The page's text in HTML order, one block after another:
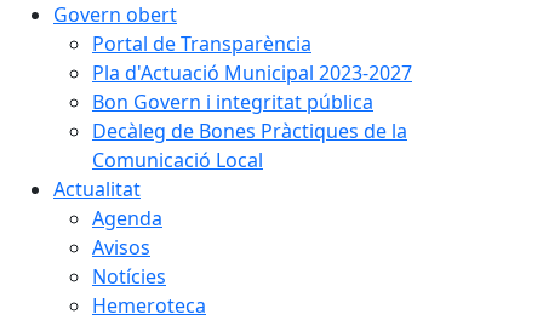
Govern obert
Portal de Transparència
Pla d'Actuació Municipal 2023-2027
Bon Govern i integritat pública
Decàleg de Bones Pràctiques de la
Comunicació Local
Actualitat
Agenda
Avisos
Notícies
Hemeroteca